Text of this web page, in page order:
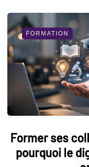
FORMATION
Former ses
pourquoi le